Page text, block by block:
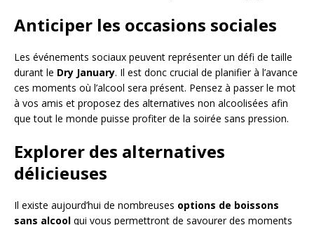
Anticiper les occasions sociales
Les événements sociaux peuvent représenter un défi de taille
durant le Dry January. Il est donc crucial de planifier à l’avance
ces moments où l’alcool sera présent. Pensez à passer le mot
à vos amis et proposez des alternatives non alcoolisées afin
que tout le monde puisse profiter de la soirée sans pression.
Explorer des alternatives
délicieuses
Il existe aujourd’hui de nombreuses options de boissons
sans alcool qui vous permettront de savourer des moments